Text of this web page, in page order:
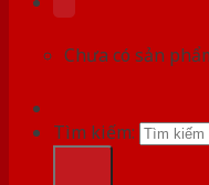
Chưa có sản
Tìm kiếm: